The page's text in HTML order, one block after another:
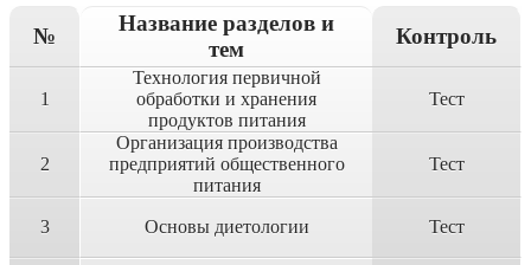
№
Название разделов и
тем
Контроль
1
Технология первичной
обработки и хранения
продуктов питания
Тест
2
Организация производства
предприятий общественного
питания
Тест
3 Основы диетологии Тест